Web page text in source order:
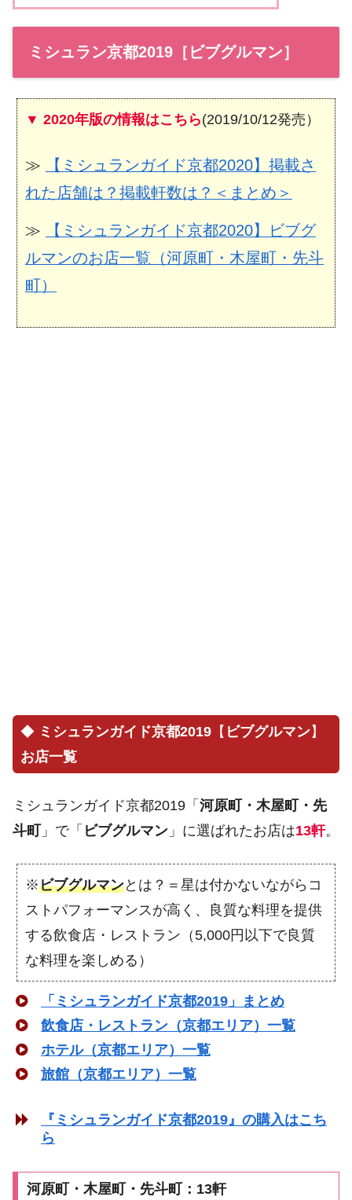
ミシュラン京都2019［ビブグルマン］
▼ 2020年版の情報はこちら(2019/10/12発売）
≫
【ミシュランガイド京都2020】掲載さ
れた店舗は？掲載軒数は？＜まとめ＞
≫
【ミシュランガイド京都2020】ビブグ
ルマンのお店一覧（河原町・木屋町・先斗
町）
◆ ミシュランガイド京都2019 【 ビブグルマン】
お店一覧
ミシュランガイド京都2019「 河原町・木屋町・先
斗町
」で「 ビブグルマン 」に選ばれたお店は13軒。
※ビブグルマンとは？＝星は付かないながらコ
ストパフォーマンスが高く、良質な料理を提供
する飲食店・レストラン（5,000円以下で良質
な料理を楽しめる）
「ミシュランガイド京都2019」まとめ
飲食店・レストラン（京都エリア）一覧
ホテル（京都エリア）一覧
旅館（京都エリア）一覧
『ミシュランガイド京都2019』の購入はこち
ら
河原町・木屋町・先斗町：13軒